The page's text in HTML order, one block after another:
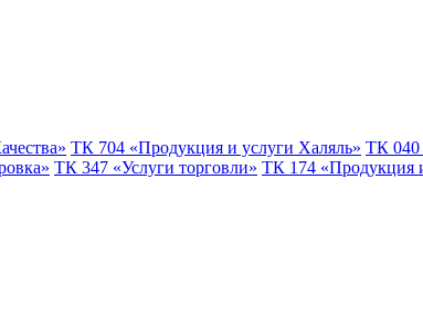
ТК 704 «Продукция и услуги Халяль» ТК 040
ТК 347 «Услуги торговли» ТК 174 «Продукция